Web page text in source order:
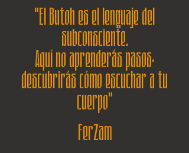
"El Butoh es el lenguaje del
subconsciente.
Aquí no aprenderás pasos:
descubrirás cómo escuchar a tu
cuerpo"
FerZam